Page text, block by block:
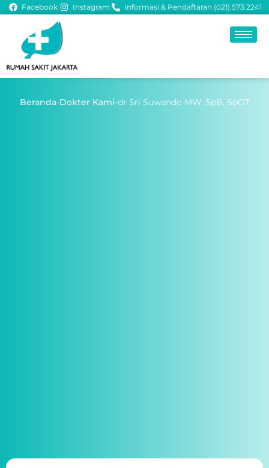
Facebook Instagram Informasi & Pendaftaran (021) 573 2241
Beranda-Dokter Kami-dr Sri Suwando MW, SpB, SpOT